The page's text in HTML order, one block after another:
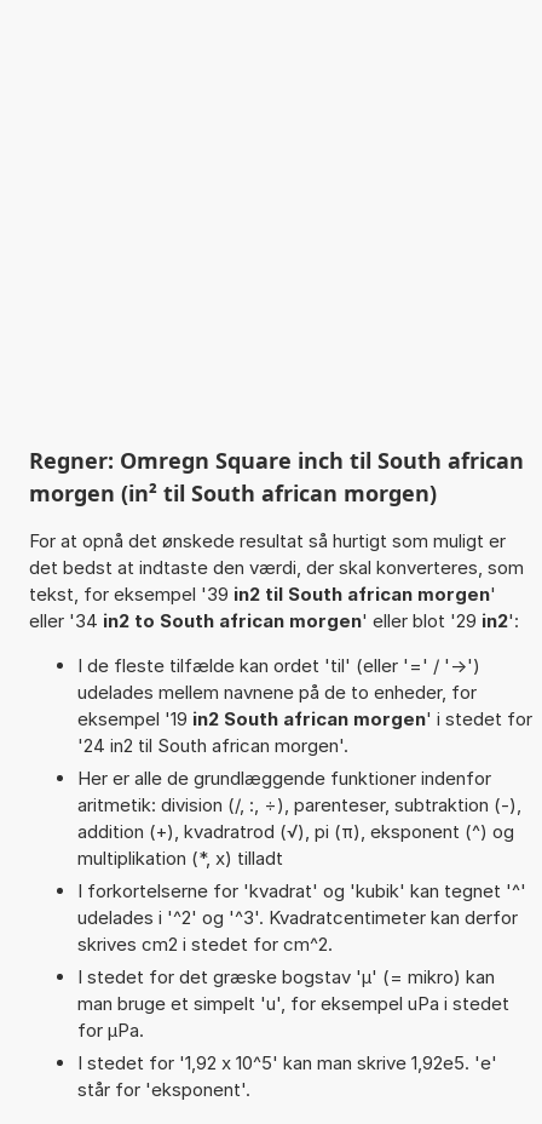
Regner: Omregn Square inch til South african
morgen (in² til South african morgen)
For at opnå det ønskede resultat så hurtigt som muligt er
det bedst at indtaste den værdi, der skal konverteres, som
tekst, for eksempel '39 in2 til South african morgen'
eller '34 in2 to South african morgen' eller blot '29 in2':
I de fleste tilfælde kan ordet 'til' (eller '=' / '->')
udelades mellem navnene på de to enheder, for
eksempel '19 in2 South african morgen' i stedet for
'24 in2 til South african morgen'.
Her er alle de grundlæggende funktioner indenfor
aritmetik: division (/, :, ÷), parenteser, subtraktion (-),
addition (+), kvadratrod (√), pi (π), eksponent (^) og
multiplikation (*, x) tilladt
I forkortelserne for 'kvadrat' og 'kubik' kan tegnet '^'
udelades i '^2' og '^3'. Kvadratcentimeter kan derfor
skrives cm2 i stedet for cm^2.
I stedet for det græske bogstav 'µ' (= mikro) kan
man bruge et simpelt 'u', for eksempel uPa i stedet
for µPa.
I stedet for '1,92 x 10^5' kan man skrive 1,92e5. 'e'
står for 'eksponent'.